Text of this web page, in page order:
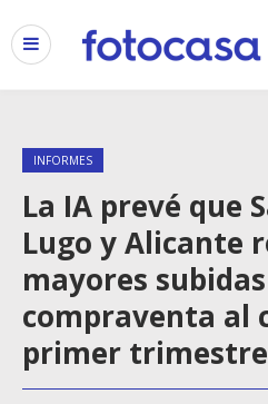
INFORMES
La IA prevé que
Lugo y Alicante
mayores
compraventa al
primer trimestre